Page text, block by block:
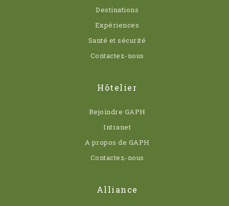
Destinations
Expériences
Santé et sécurité
Contactez-nous
Hôtelier
Rejoindre GAPH
Intranet
A propos de GAPH
Contactez-nous
Alliance